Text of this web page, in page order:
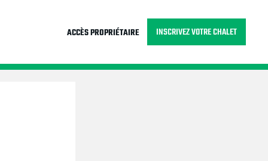
ACCÈS PROPRIÉTAIRE INSCRIVEZ VOTRE CHALET